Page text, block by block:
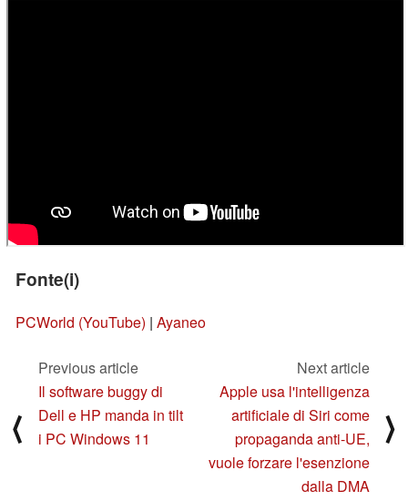
Fonte(i)
PCWorld (YouTube) | Ayaneo
⟨
Previous article
Il software buggy di
Dell e HP manda in tilt
i PC Windows 11
Next article
Apple usa l'intelligenza
artificiale di Siri come
propaganda anti-UE,
vuole forzare l'esenzione
dalla DMA
⟩